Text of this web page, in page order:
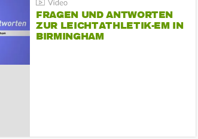
FRAGEN UND ANTWORTEN
ZUR LEICHTATHLETIK-EM IN
BIRMINGHAM